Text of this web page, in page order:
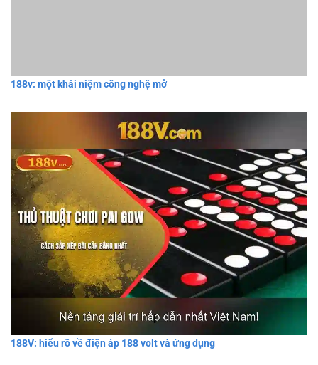
188v: một khái niệm công nghệ mở
188V: hiểu rõ về điện áp 188 volt và ứng dụng